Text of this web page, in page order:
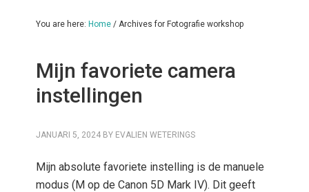
You are here: Home / Archives for Fotografie workshop
Mijn favoriete camera
instellingen
JANUARI 5, 2024 BY EVALIEN WETERINGS
Mijn absolute favoriete instelling is de manuele
modus (M op de Canon 5D Mark IV). Dit geeft